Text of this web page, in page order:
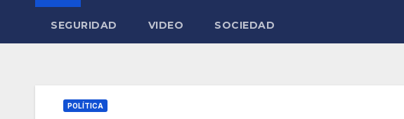
SEGURIDAD VIDEO SOCIEDAD
POLÍTICA